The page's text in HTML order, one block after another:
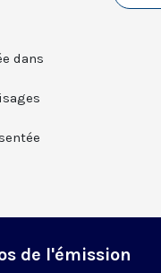
dans
de l'émission